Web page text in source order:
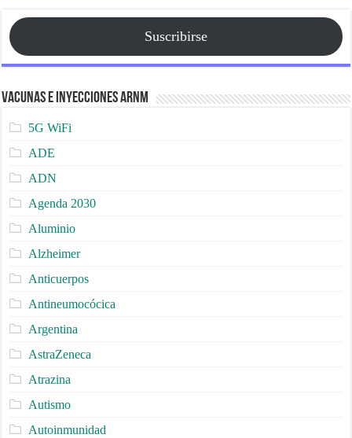
Suscribirse
Vacunas e Inyecciones ARNm
5G WiFi
ADE
ADN
Agenda 2030
Aluminio
Alzheimer
Anticuerpos
Antineumocócica
Argentina
AstraZeneca
Atrazina
Autismo
Autoinmunidad